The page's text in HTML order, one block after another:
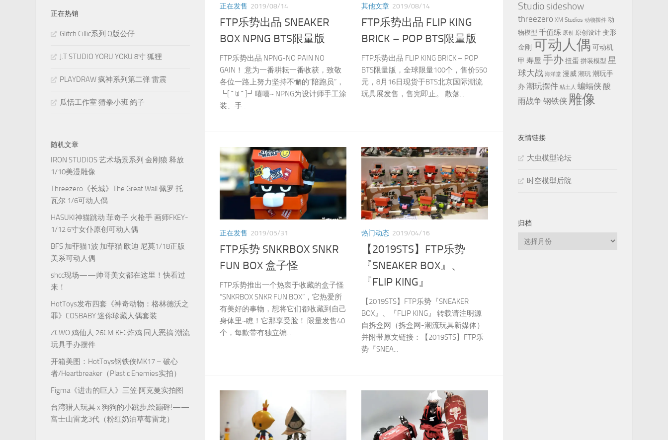
正在发售 2019/08/14
FTP乐势出品 SNEAKER
BOX NPNG BTS限量版
FTP乐势出品 NPNG-NO PAIN NO
GAIN！ 意为一番耕耘一番收获，致敬
各位一路上努力坚持不懈的“陪跑员”，
┗[ ˘ ꌂ ˘ ]┛嘻嘻~ NPNG为设计师手工涂
装、手...
其他文章 2019/08/14
FTP乐势出品 FLIP KING
BRICK – POP BTS限量版
FTP乐势出品 FLIP KING BRICK – POP
BTS限量版，全球限量100个，售价550
元，8月16日现货于BTS北京国际潮流
玩具展发售，售完即止。 散落...
正在发售 2019/05/31
FTP乐势 SNKRBOX SNKR
FUN BOX 盒子怪
FTP乐势推出一个热衷于收藏的盒子怪
“SNKRBOX SNKR FUN BOX”，它热爱所
有美好的事物，想将它们都收藏到自己
身体里~瞧！它那享受脸！ 限量发售40
个，每款带有独立编...
热门动态 2019/04/16
【2019STS】FTP乐势
『SNEAKER BOX』、
『FLIP KING』
【2019STS】FTP乐势『SNEAKER
BOX』、『FLIP KING』 转载请注明源
自拆盒网（拆盒网-潮流玩具新媒体）
并附带原文链接：【2019STS】FTP乐
势『SNEA...
正在热销
Glitch Cillic系列 Q版公仔
J.T STUDIO YORU YOKU 8寸 狐狸
PLAYDRAW 疯神系列第二弹 雷震
瓜恬工作室 猜拳小班 鸽子
随机文章
IRON STUDIOS 艺术场景系列 金刚狼 释放
1/10美漫雕像
Threezero《长城》The Great Wall 佩罗·托
瓦尔 1/6可动人偶
HASUKI神猫跳动 菲奇子 火枪手 画师FKEY-
1/12 6寸女仆原创可动人偶
BFS 加菲猫1波 加菲猫 欧迪 尼莫1/18正版
美系可动人偶
shcc现场——帅哥美女都在这里！快看过
来！
HotToys发布四套《神奇动物：格林德沃之
罪》COSBABY 迷你珍藏人偶套装
ZCWO 鸡仙人 26CM KFC炸鸡 同人恶搞 潮流
玩具手办摆件
开箱美图：HotToys钢铁侠MK17 – 破心
者/Heartbreaker（Plastic Enemies实拍）
Figma《进击的巨人》三笠·阿克曼实拍图
台湾猎人玩具 x 狗狗的小跳步,绘蹦砰!——
富士山雷龙3代（粉红奶油草莓雷龙）
Studio sideshow
threezero XM Studios 动物摆件 动
物模型 千值练 原创 原创设计 变形
金刚 可动人偶 可动机
甲 寿屋 手办扭蛋 拼装模型 星
球大战 海洋堂 漫威 潮玩 潮玩手
办潮玩摆件 粘土人 蝙蝠侠酸
雨战争钢铁侠 雕像
友情链接
大虫模型论坛
时空模型后院
归档
归